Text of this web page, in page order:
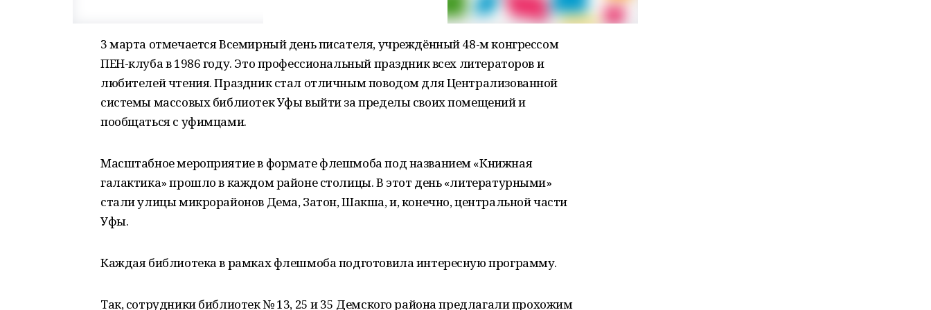
3 марта отмечается Всемирный день писателя, учреждённый 48-м конгрессом
ПЕН-клуба в 1986 году. Это профессиональный праздник всех литераторов и
любителей чтения. Праздник стал отличным поводом для Централизованной
системы массовых библиотек Уфы выйти за пределы своих помещений и
пообщаться с уфимцами.
Масштабное мероприятие в формате флешмоба под названием «Книжная
галактика» прошло в каждом районе столицы. В этот день «литературными»
стали улицы микрорайонов Дема, Затон, Шакша, и, конечно, центральной части
Уфы.
Каждая библиотека в рамках флешмоба подготовила интересную программу.
Так, сотрудники библиотек № 13, 25 и 35 Демского района предлагали прохожим